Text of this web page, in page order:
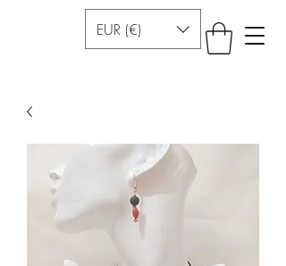
EUR (€)